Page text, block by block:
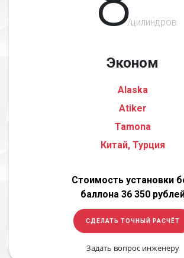
/цилиндров
Эконом
Alaska
Atiker
Tamona
Китай, Турция
Стоимость установки
баллона 36 350
СДЕЛАТЬ ТОЧНЫЙ РАСЧЁТ
Задать вопрос инженеру